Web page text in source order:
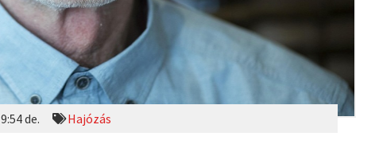
9:54 de. Hajózás